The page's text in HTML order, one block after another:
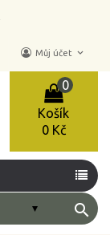
Můj účet keyboard_arrow_down
Košík
0
0 Kč
search